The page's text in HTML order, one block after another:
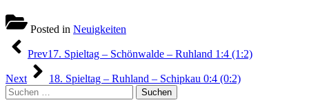
Posted in Neuigkeiten
Beitragsnavigation
Prev17. Spieltag – Schönwalde – Ruhland 1:4 (1:2)
Next
18. Spieltag – Ruhland – Schipkau 0:4 (0:2)
Suchen
nach: